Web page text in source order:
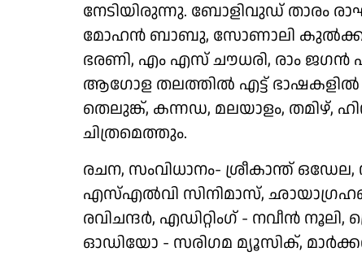
നേടിയിരുന്നു. ബോളിവുഡ്
മോഹൻ ബാബു, സോണാലി
ഭരണി, എം എസ് ചൗധരി, രാം ജഗൻ
ആഗോള തലത്തിൽ എട്ട്
തെലുങ്ക്, കന്നഡ, മലയാളം, തമിഴ്,
ചിത്രമെത്തും.
രചന, സംവിധാനം- ശ്രീകാന്ത്
എസ്എൽവി സിനിമാസ്,
രവിചന്ദർ, എഡിറ്റിംഗ് - നവീൻ
ഓഡിയോ - സരിഗമ മ്യൂസിക്,